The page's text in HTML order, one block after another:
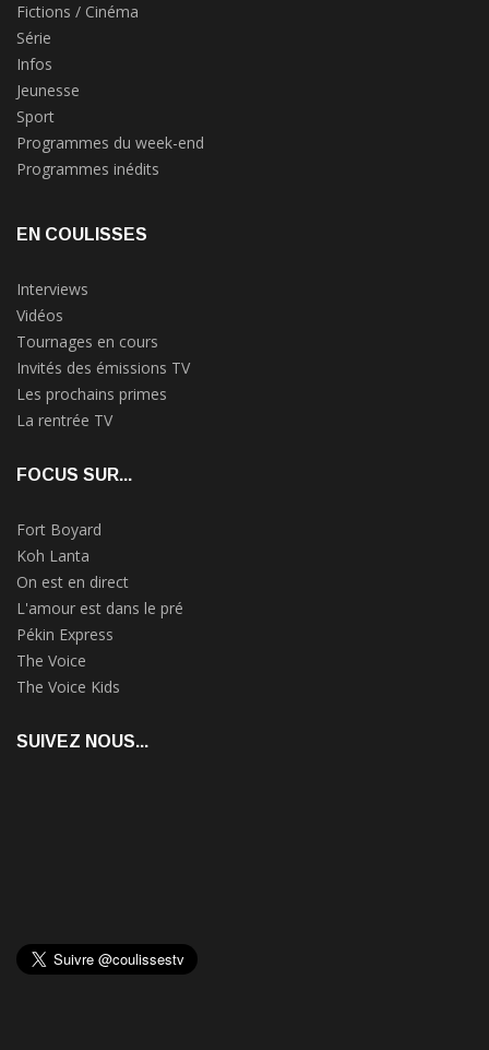
Fictions / Cinéma
Série
Infos
Jeunesse
Sport
Programmes du week-end
Programmes inédits
EN COULISSES
Interviews
Vidéos
Tournages en cours
Invités des émissions TV
Les prochains primes
La rentrée TV
FOCUS SUR...
Fort Boyard
Koh Lanta
On est en direct
L'amour est dans le pré
Pékin Express
The Voice
The Voice Kids
SUIVEZ NOUS...